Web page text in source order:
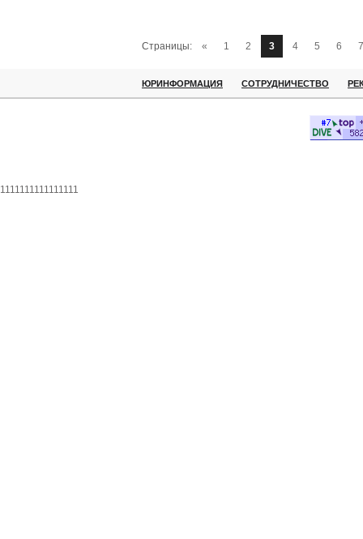
Страницы: « 1 2 3 4 5 6 7
ЮРИНФОРМАЦИЯ СОТРУДНИЧЕСТВО
1111111111111111